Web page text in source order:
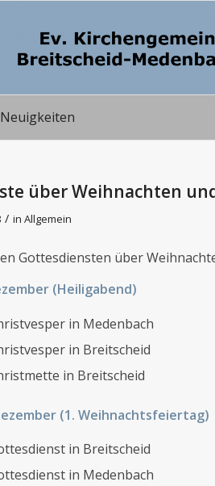
über Weihnachten
/ in Allgemein
Gottesdiensten über
(Heiligabend)
in Medenbach
in Breitscheid
in Breitscheid
(1. Weihnachtsfeiertag)
in Breitscheid
in Medenbach